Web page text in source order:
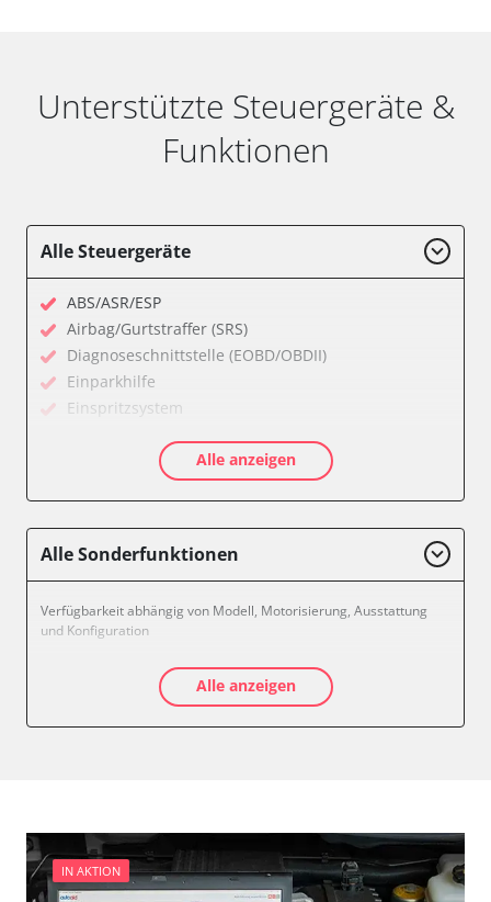
Unterstützte Steuergeräte &
Funktionen
Alle Steuergeräte
ABS/ASR/ESP
Airbag/Gurtstraffer (SRS)
Diagnoseschnittstelle (EOBD/OBDII)
Einparkhilfe
Einspritzsystem
Getriebesteuerung
Informationsanzeige
Leuchtweitenregulierung (LWR)
Nachrichtenzentrale
Schlüssellose Fernbedienung
Seitenhinderniserkennung links (SODL)
Sitzelektronik Fahrer
Türsteuergerät vorne links
Verfügbarkeit abhängig von Modell, Motorisierung, Ausstattung
und Konfiguration
Alle anzeigen
Alle Sonderfunktionen
Verfügbarkeit abhängig von Modell, Motorisierung, Ausstattung
und Konfiguration
Alle anzeigen
IN AKTION